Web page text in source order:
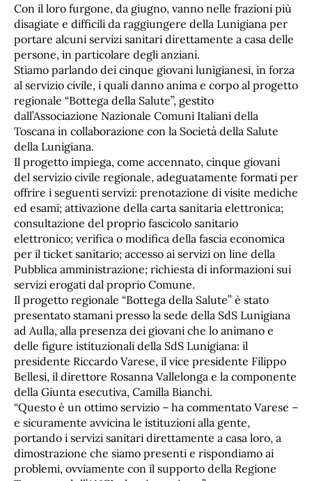
Con il loro furgone, da giugno, vanno nelle frazioni più
disagiate e difficili da raggiungere della Lunigiana per
portare alcuni servizi sanitari direttamente a casa delle
persone, in particolare degli anziani.
Stiamo parlando dei cinque giovani lunigianesi, in forza
al servizio civile, i quali danno anima e corpo al progetto
regionale “Bottega della Salute”, gestito
dall’Associazione Nazionale Comuni Italiani della
Toscana in collaborazione con la Società della Salute
della Lunigiana.
Il progetto impiega, come accennato, cinque giovani
del servizio civile regionale, adeguatamente formati per
offrire i seguenti servizi: prenotazione di visite mediche
ed esami; attivazione della carta sanitaria elettronica;
consultazione del proprio fascicolo sanitario
elettronico; verifica o modifica della fascia economica
per il ticket sanitario; accesso ai servizi on line della
Pubblica amministrazione; richiesta di informazioni sui
servizi erogati dal proprio Comune.
Il progetto regionale “Bottega della Salute” è stato
presentato stamani presso la sede della SdS Lunigiana
ad Aulla, alla presenza dei giovani che lo animano e
delle figure istituzionali della SdS Lunigiana: il
presidente Riccardo Varese, il vice presidente Filippo
Bellesi, il direttore Rosanna Vallelonga e la componente
della Giunta esecutiva, Camilla Bianchi.
“Questo è un ottimo servizio – ha commentato Varese –
e sicuramente avvicina le istituzioni alla gente,
portando i servizi sanitari direttamente a casa loro, a
dimostrazione che siamo presenti e rispondiamo ai
problemi, ovviamente con il supporto della Regione